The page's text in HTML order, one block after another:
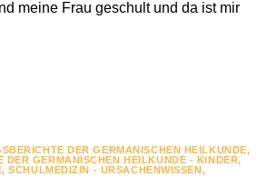
meine Frau geschult und da ist mir
DER GERMANISCHEN HEILKUNDE,
DER GERMANISCHEN HEILKUNDE - KINDER,
,SCHULMEDIZIN - URSACHENWISSEN,